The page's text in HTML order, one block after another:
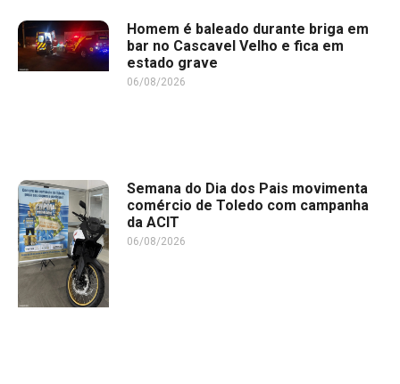
Homem é baleado durante briga em
bar no Cascavel Velho e fica em
estado grave
06/08/2026
Semana do Dia dos Pais movimenta
comércio de Toledo com campanha
da ACIT
06/08/2026